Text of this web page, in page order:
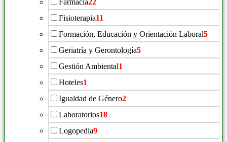
Farmacia22
Fisioterapia11
Formación, Educación y Orientación Laboral5
Geriatría y Gerontología5
Gestión Ambiental1
Hoteles1
Igualdad de Género2
Laboratorios18
Logopedia9